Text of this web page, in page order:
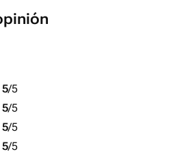
5/5
5/5
5/5
5/5